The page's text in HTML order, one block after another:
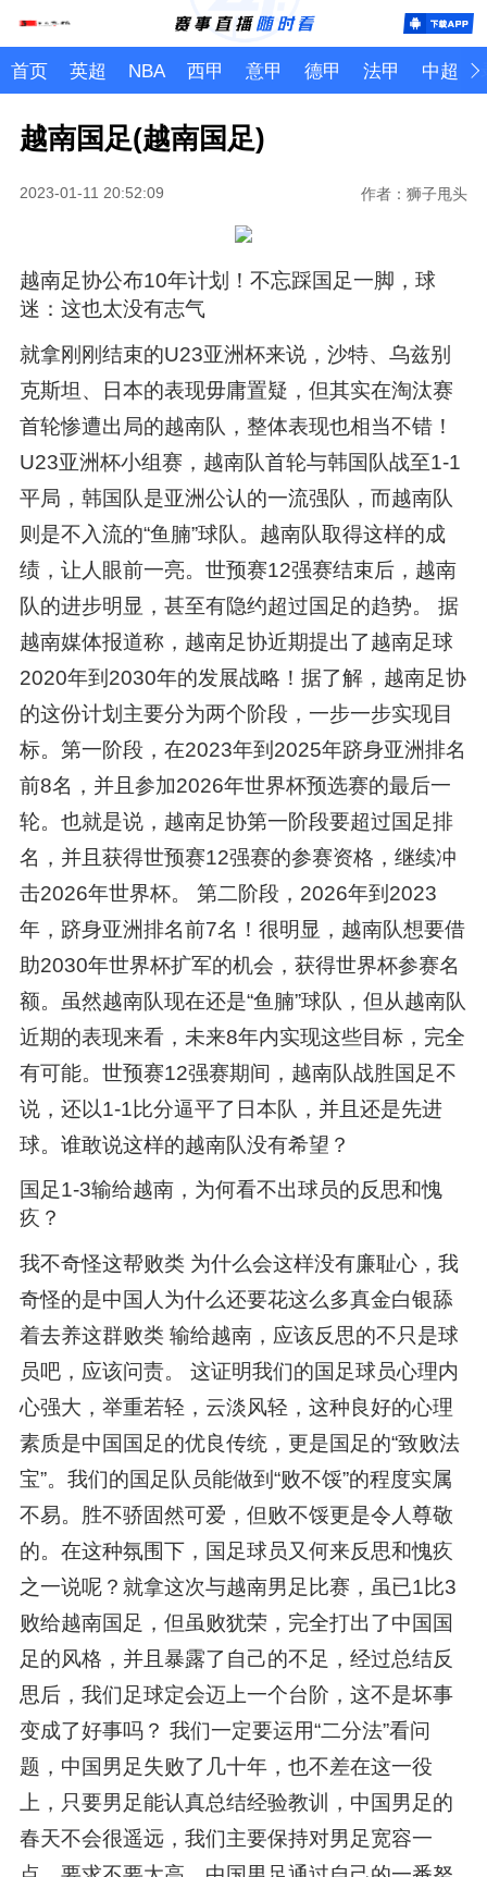
首页 英超 NBA 西甲 意甲 德甲 法甲 中超
越南国足(越南国足)
2023-01-11 20:52:09 作者：狮子甩头
越南足协公布10年计划！不忘踩国足一脚，球
迷：这也太没有志气
就拿刚刚结束的U23亚洲杯来说，沙特、乌兹别
克斯坦、日本的表现毋庸置疑，但其实在淘汰赛
首轮惨遭出局的越南队，整体表现也相当不错！
U23亚洲杯小组赛，越南队首轮与韩国队战至1-1
平局，韩国队是亚洲公认的一流强队，而越南队
则是不入流的“鱼腩”球队。越南队取得这样的成
绩，让人眼前一亮。世预赛12强赛结束后，越南
队的进步明显，甚至有隐约超过国足的趋势。 据
越南媒体报道称，越南足协近期提出了越南足球
2020年到2030年的发展战略！据了解，越南足协
的这份计划主要分为两个阶段，一步一步实现目
标。第一阶段，在2023年到2025年跻身亚洲排名
前8名，并且参加2026年世界杯预选赛的最后一
轮。也就是说，越南足协第一阶段要超过国足排
名，并且获得世预赛12强赛的参赛资格，继续冲
击2026年世界杯。 第二阶段，2026年到2023
年，跻身亚洲排名前7名！很明显，越南队想要借
助2030年世界杯扩军的机会，获得世界杯参赛名
额。虽然越南队现在还是“鱼腩”球队，但从越南队
近期的表现来看，未来8年内实现这些目标，完全
有可能。世预赛12强赛期间，越南队战胜国足不
说，还以1-1比分逼平了日本队，并且还是先进
球。谁敢说这样的越南队没有希望？
国足1-3输给越南，为何看不出球员的反思和愧
疚？
我不奇怪这帮败类 为什么会这样没有廉耻心，我
奇怪的是中国人为什么还要花这么多真金白银舔
着去养这群败类 输给越南，应该反思的不只是球
员吧，应该问责。 这证明我们的国足球员心理内
心强大，举重若轻，云淡风轻，这种良好的心理
素质是中国国足的优良传统，更是国足的“致败法
宝”。我们的国足队员能做到“败不馁”的程度实属
不易。胜不骄固然可爱，但败不馁更是令人尊敬
的。在这种氛围下，国足球员又何来反思和愧疚
之一说呢？就拿这次与越南男足比赛，虽已1比3
败给越南国足，但虽败犹荣，完全打出了中国国
足的风格，并且暴露了自己的不足，经过总结反
思后，我们足球定会迈上一个台阶，这不是坏事
变成了好事吗？ 我们一定要运用“二分法”看问
题，中国男足失败了几十年，也不差在这一役
上，只要男足能认真总结经验教训，中国男足的
春天不会很遥远，我们主要保持对男足宽容一